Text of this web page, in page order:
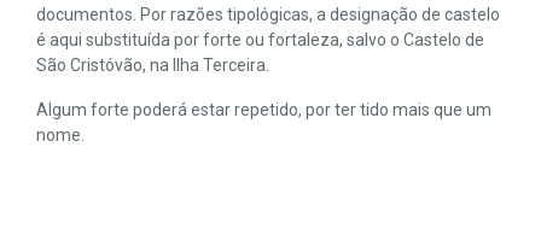
documentos. Por razões tipológicas, a designação de castelo
é aqui substituída por forte ou fortaleza, salvo o Castelo de
São Cristóvão, na Ilha Terceira.
Algum forte poderá estar repetido, por ter tido mais que um
nome.